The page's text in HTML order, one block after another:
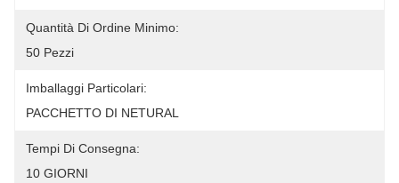
Quantità Di Ordine Minimo:
50 Pezzi
Imballaggi Particolari:
PACCHETTO DI NETURAL
Tempi Di Consegna:
10 GIORNI